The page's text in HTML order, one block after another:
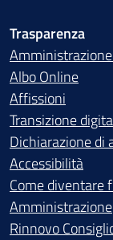
Trasparenza
Albo Online
Affissioni
Transizione
Dichiarazione di
Accessibilità
Come diventare
Amministrazione
Rinnovo